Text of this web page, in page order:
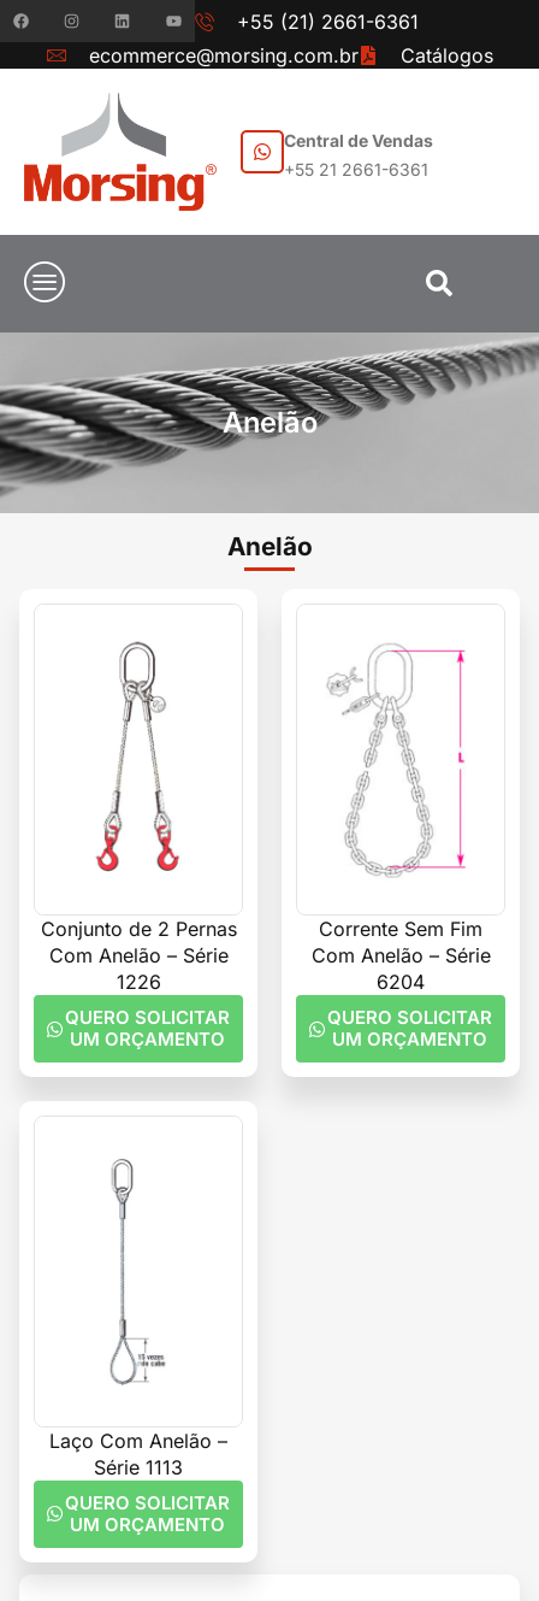
+55 (21) 2661-6361
ecommerce@morsing.com.br
Catálogos
Central de Vendas
+55 21 2661-6361
Anelão
Anelão
Conjunto de 2 Pernas
Com Anelão – Série
1226
QUERO SOLICITAR
UM ORÇAMENTO
Corrente Sem Fim
Com Anelão – Série
6204
QUERO SOLICITAR
UM ORÇAMENTO
Laço Com Anelão –
Série 1113
QUERO SOLICITAR
UM ORÇAMENTO